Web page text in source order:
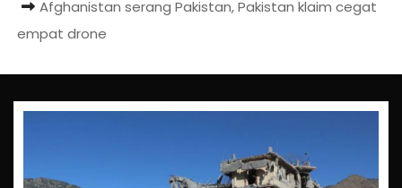
Afghanistan serang Pakistan, Pakistan klaim cegat
empat drone